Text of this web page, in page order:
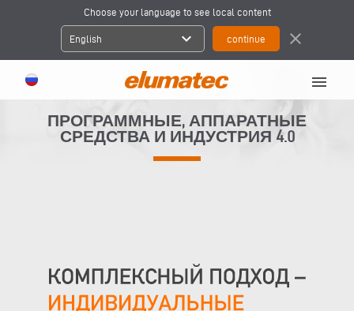
Choose your language to see local content
English expand_more close
menu
ПРОГРАММНЫЕ, АППАРАТНЫЕ
СРЕДСТВА И ИНДУСТРИЯ 4.0